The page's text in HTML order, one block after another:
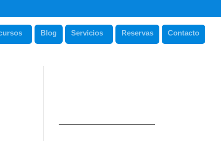
Blog Servicios Reservas Contacto